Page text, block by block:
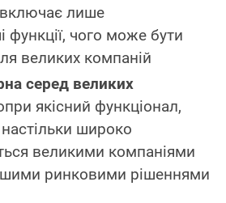
лише
функції, чого може бути
великих компаній
серед великих
якісний функціонал,
широко
великими компаніями
ринковими рішеннями